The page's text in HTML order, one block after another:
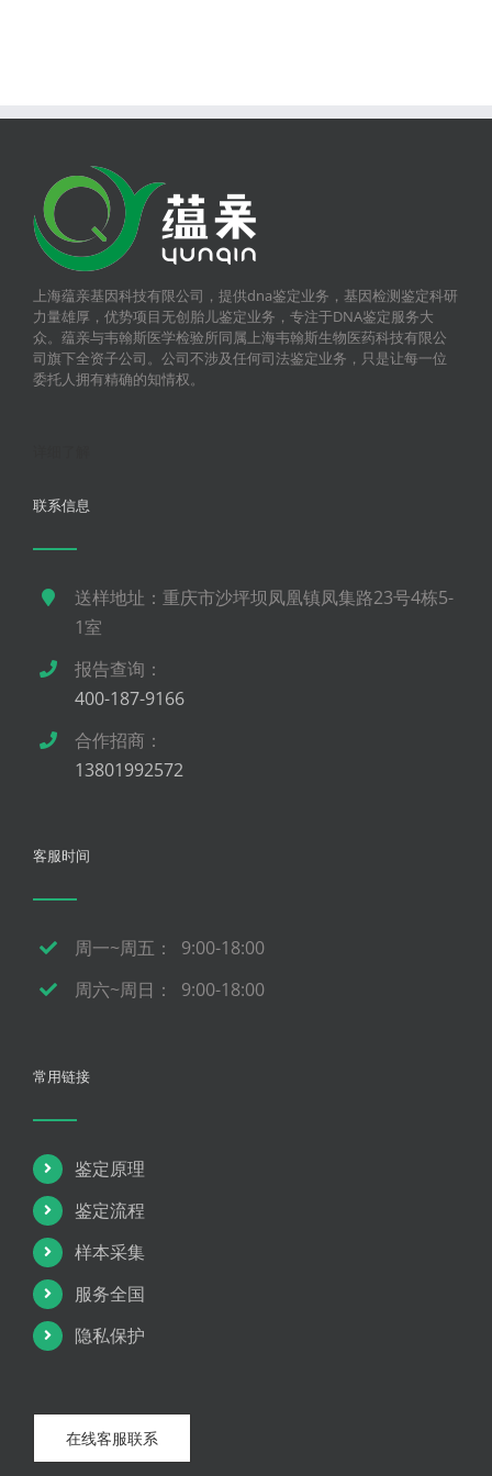
上海蕴亲基因科技有限公司，提供dna鉴定业务，基因检测鉴定科研
力量雄厚，优势项目无创胎儿鉴定业务，专注于DNA鉴定服务大
众。蕴亲与韦翰斯医学检验所同属上海韦翰斯生物医药科技有限公
司旗下全资子公司。公司不涉及任何司法鉴定业务，只是让每一位
委托人拥有精确的知情权。
联系信息
送样地址：重庆市沙坪坝凤凰镇凤集路23号4栋5-
1室
报告查询：
400-187-9166
合作招商：
13801992572
客服时间
周一~周五： 9:00-18:00
周六~周日： 9:00-18:00
常用链接
鉴定原理
鉴定流程
样本采集
服务全国
隐私保护
在线客服联系